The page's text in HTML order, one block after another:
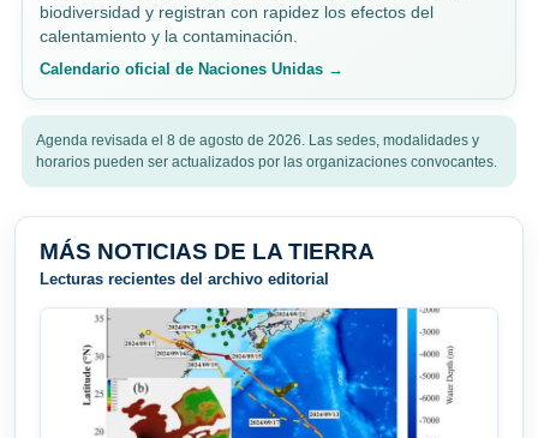
biodiversidad y registran con rapidez los efectos del
calentamiento y la contaminación.
Calendario oficial de Naciones Unidas →
Agenda revisada el 8 de agosto de 2026. Las sedes, modalidades y
horarios pueden ser actualizados por las organizaciones convocantes.
MÁS NOTICIAS DE LA TIERRA
Lecturas recientes del archivo editorial